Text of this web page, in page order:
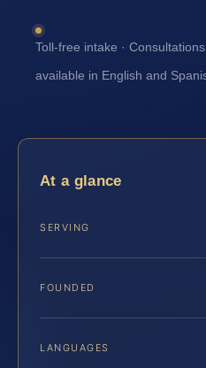
Toll-free intake ·
available in English and
At a glance
SERVING
FOUNDED
LANGUAGES